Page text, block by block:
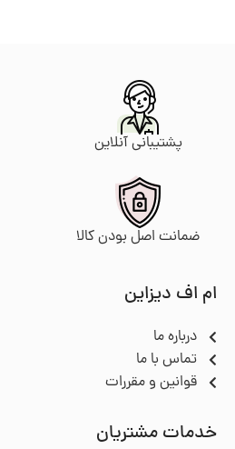
پشتیبانی آنلاین
ضمانت اصل بودن کالا
ام اف دیزاین
درباره ما
تماس با ما
قوانین و مقررات
خدمات مشتریان